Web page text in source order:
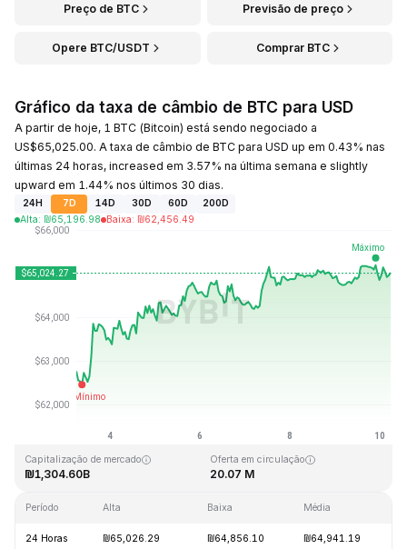
Preço de BTC Previsão de preço
Opere BTC/USDT Comprar BTC
Gráfico da taxa de câmbio de BTC para USD
A partir de hoje, 1 BTC (Bitcoin) está sendo negociado a
US$65,025.00. A taxa de câmbio de BTC para USD up em 0.43% nas
últimas 24 horas, increased em 3.57% na última semana e slightly
upward em 1.44% nos últimos 30 dias.
24H 7D 14D 30D 60D
200D
Alta: ₪65,196.98 Baixa: ₪62,456.49
Última atualização: 2026-08-10, 05:44 GMT+0
Capitalização de mercado
₪1,304.60B
Oferta em circulação
20.07 M
Período Alta Baixa Média
24 Horas ₪65,026.29 ₪64,856.10 ₪64,941.19